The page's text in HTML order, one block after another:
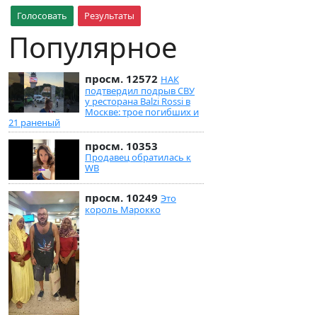
Голосовать Результаты
Популярное
просм. 12572 НАК
подтвердил подрыв СВУ
у ресторана Balzi Rossi в
Москве: трое погибших и
21 раненый
просм. 10353
Продавец обратилась к
WB
просм. 10249 Это
король Марокко